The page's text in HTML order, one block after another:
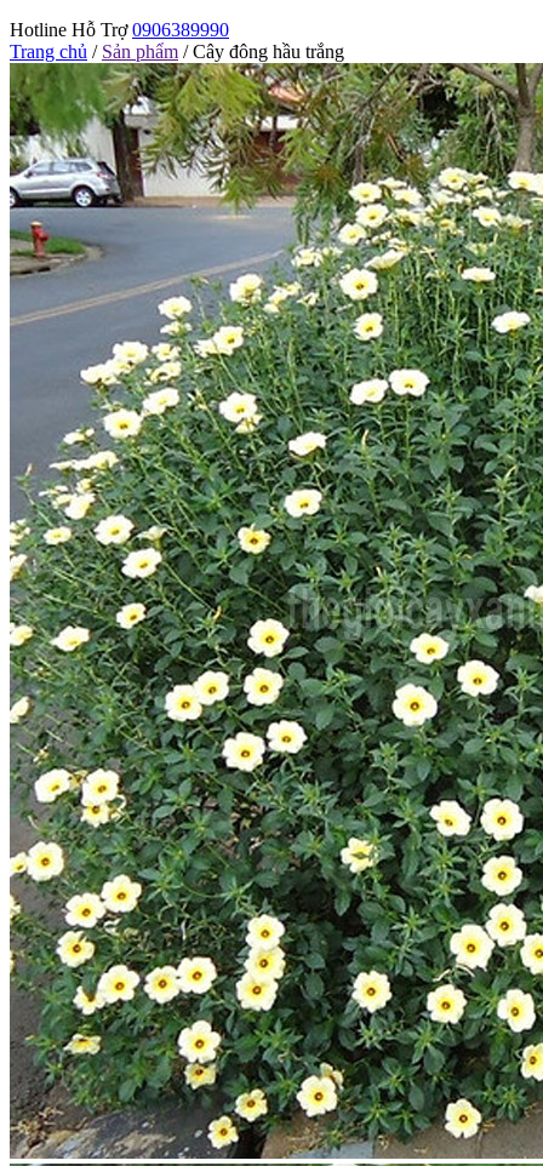
Hotline Hỗ Trợ 0906389990
Trang chủ / Sản phẩm / Cây đông hầu trắng